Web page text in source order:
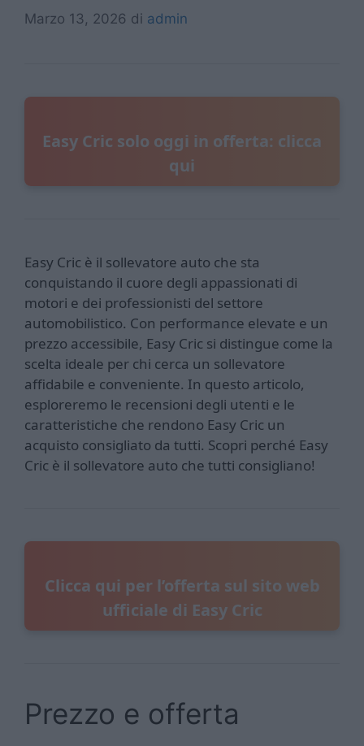
Marzo 13, 2026 di admin
Easy Cric solo oggi in offerta: clicca
qui
Easy Cric è il sollevatore auto che sta
conquistando il cuore degli appassionati di
motori e dei professionisti del settore
automobilistico. Con performance elevate e un
prezzo accessibile, Easy Cric si distingue come la
scelta ideale per chi cerca un sollevatore
affidabile e conveniente. In questo articolo,
esploreremo le recensioni degli utenti e le
caratteristiche che rendono Easy Cric un
acquisto consigliato da tutti. Scopri perché Easy
Cric è il sollevatore auto che tutti consigliano!
Clicca qui per l’offerta sul sito web
ufficiale di Easy Cric
Prezzo e offerta